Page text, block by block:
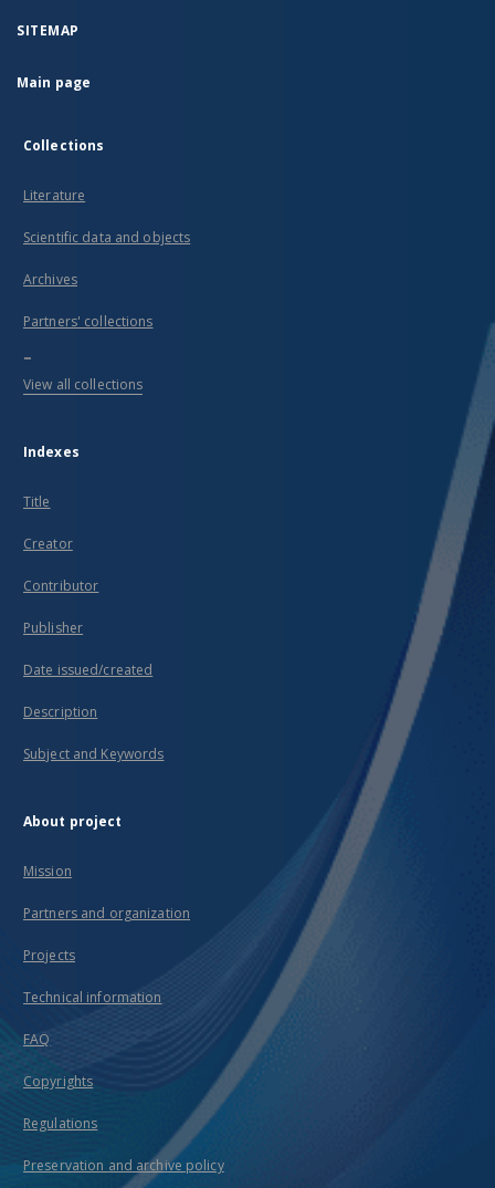
SITEMAP
Main page
Collections
Literature
Scientific data and objects
Archives
Partners' collections
...
View all collections
Indexes
Title
Creator
Contributor
Publisher
Date issued/created
Description
Subject and Keywords
About project
Mission
Partners and organization
Projects
Technical information
FAQ
Copyrights
Regulations
Preservation and archive policy